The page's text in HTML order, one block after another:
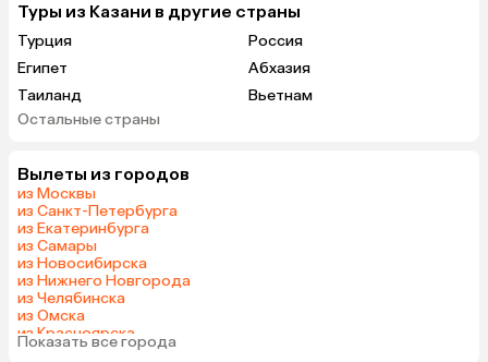
Туры из Казани в другие страны
Турция
Россия
Египет
Абхазия
Таиланд
Вьетнам
ОАЭ
Шри-Ланка
Азербайджан
Индия
Катар
Гонконг
Венгрия
Остальные страны
Вылеты из городов
из Москвы
из Санкт-Петербурга
из Екатеринбурга
из Самары
из Новосибирска
из Нижнего Новгорода
из Челябинска
из Омска
из Красноярска
из Волгограда
Показать все города